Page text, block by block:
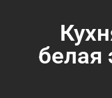
белая